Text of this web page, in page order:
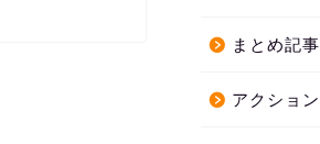
まとめ記事
アクション